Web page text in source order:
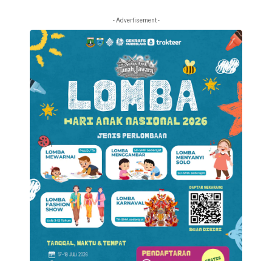
- Advertisement -